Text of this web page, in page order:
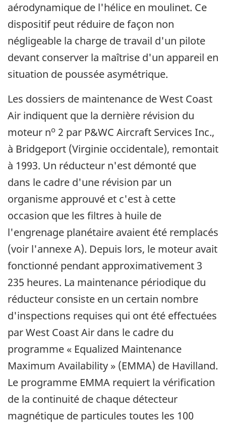
aérodynamique de l'hélice en moulinet. Ce
dispositif peut réduire de façon non
négligeable la charge de travail d'un pilote
devant conserver la maîtrise d'un appareil en
situation de poussée asymétrique.
Les dossiers de maintenance de West Coast
Air indiquent que la dernière révision du
moteur no 2 par P&WC Aircraft Services Inc.,
à Bridgeport (Virginie occidentale), remontait
à 1993. Un réducteur n'est démonté que
dans le cadre d'une révision par un
organisme approuvé et c'est à cette
occasion que les filtres à huile de
l'engrenage planétaire avaient été remplacés
(voir l'annexe A). Depuis lors, le moteur avait
fonctionné pendant approximativement 3
235 heures. La maintenance périodique du
réducteur consiste en un certain nombre
d'inspections requises qui ont été effectuées
par West Coast Air dans le cadre du
programme « Equalized Maintenance
Maximum Availability » (EMMA) de Havilland.
Le programme EMMA requiert la vérification
de la continuité de chaque détecteur
magnétique de particules toutes les 100